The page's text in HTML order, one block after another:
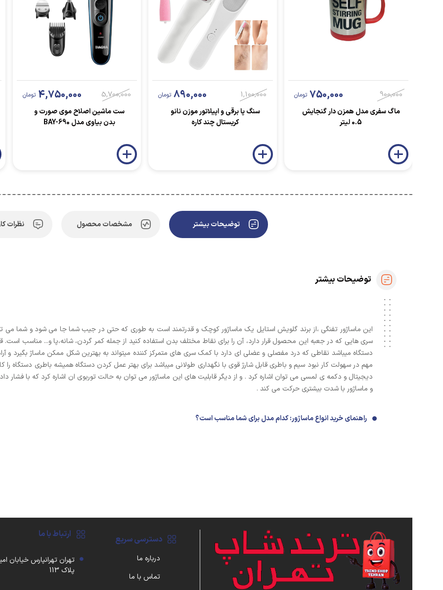
900,000
750,000 تومان
ماگ سفری مدل همزن دار گنجایش
0.5 لیتر
1,100,000
890,000 تومان
سنگ پا برقی و اپیلاتور موزن نانو
کریستال چند کاره
5,700,000
4,750,000 تومان
ست ماشین اصلاح موی صورت و
بدن بیاوی مدل BAY-690
توضیحات بیشتر مشخصات محصول نظرات
توضیحات بیشتر
این ماساژور تفنگی ،از برند گلویش استایل یک ماساژور کوچک و قدرتمند است به طوری که حتی در جیب شما جا می شود و شما می
سری هایی که در جعبه این محصول قرار دارد، آن را برای نقاط مختلف بدن استفاده کنید از جمله کمر گردن، شانه،پا و... مناسب
دستگاه میباشد نقاطی که درد مفصلی و عضلی ای دارد با کمک سری های متمرکز کننده میتواند به بهترین شکل ممکن ماساژ بگیرد و
مهم در سهولت کار نبود سیم و باطری قابل شارژ قوی با نگهداری طولانی میباشد برای بهتر عمل کردن دستگاه همیشه باطری دستگاه
دیجیتال و دکمه ی لمسی می توان اشاره کرد . و از دیگر قابلیت های این ماساژور می توان به حالت توربوی ان اشاره کرد که با فشار
و ماساژور با شدت بیشتری حرکت می کند .
راهنمای خرید انواع ماساژور: کدام مدل برای شما مناسب است؟
دسترسی سریع
درباره ما
تماس با ما
ارتباط با ما
تهران تهرانپارس خیابان
پلاک 113